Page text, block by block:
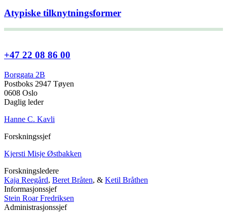
Atypiske tilknytningsformer
+47 22 08 86 00
Borggata 2B
Postboks 2947 Tøyen
0608 Oslo
Daglig leder
Hanne C. Kavli
Forskningssjef
Kjersti Misje Østbakken
Forskningsledere
Kaja Reegård, Beret Bråten, & Ketil Bråthen
Informasjonssjef
Stein Roar Fredriksen
Administrasjonssjef